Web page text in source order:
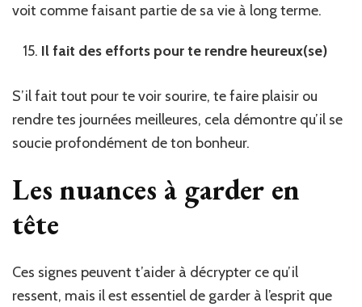
voit comme faisant partie de sa vie à long terme.
Il fait des efforts pour te rendre heureux(se)
S’il fait tout pour te voir sourire, te faire plaisir ou
rendre tes journées meilleures, cela démontre qu’il se
soucie profondément de ton bonheur.
Les nuances à garder en
tête
Ces signes peuvent t’aider à décrypter ce qu’il
ressent, mais il est essentiel de garder à l’esprit que